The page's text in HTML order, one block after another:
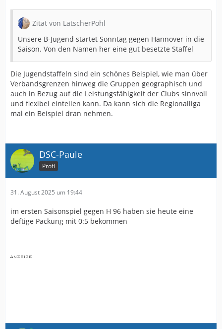
Zitat von LatscherPohl
Unsere B-Jugend startet Sonntag gegen Hannover in die
Saison. Von den Namen her eine gut besetzte Staffel
Die Jugendstaffeln sind ein schönes Beispiel, wie man über
Verbandsgrenzen hinweg die Gruppen geographisch und
auch in Bezug auf die Leistungsfähigkeit der Clubs sinnvoll
und flexibel einteilen kann. Da kann sich die Regionalliga
mal ein Beispiel dran nehmen.
DSC-Paule
Profi
31. August 2025 um 19:44
im ersten Saisonspiel gegen H 96 haben sie heute eine
deftige Packung mit 0:5 bekommen